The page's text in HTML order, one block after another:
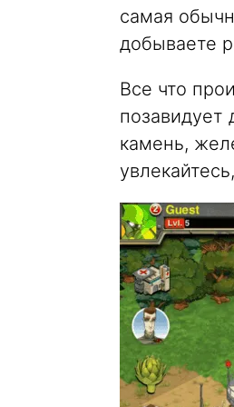
самая
добываете
Все что
позавидует
камень,